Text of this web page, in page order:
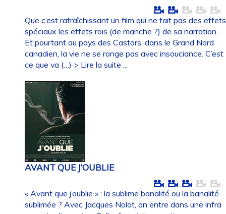
Que c’est rafraîchissant un film qui ne fait pas des effets
spéciaux les effets rois (de manche ?) de sa narration..
Et pourtant au pays des Castors, dans le Grand Nord
canadien, la vie ne se ronge pas avec insouciance. C’est
ce que va (…) > Lire la suite ...
AVANT QUE J’OUBLIE
« Avant que j’oublie » : la sublime banalité ou la banalité
sublimée ? Avec Jacques Nolot, on entre dans une infra